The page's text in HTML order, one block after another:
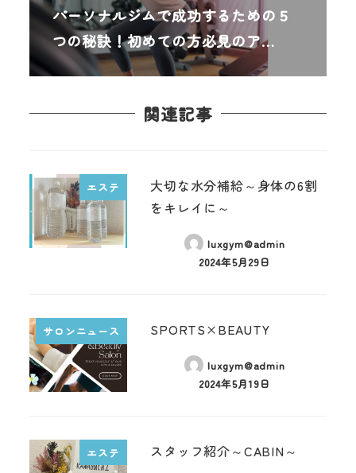
パーソナルジムで成功するための５
つの秘訣！初めての方必見のア…
関連記事
エステ
大切な水分補給～身体の6割
をキレイに～
luxgym@admin
2024年5月29日
サロンニュース SPORTS×BEAUTY
luxgym@admin
2024年5月19日
エステ スタッフ紹介～CABIN～